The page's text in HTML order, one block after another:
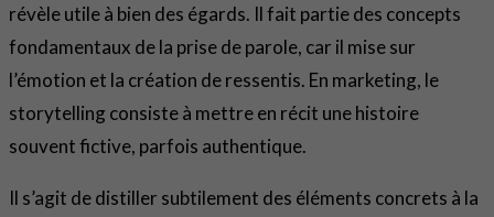
révèle utile à bien des égards. Il fait partie des concepts
fondamentaux de la prise de parole, car il mise sur
l’émotion et la création de ressentis. En marketing, le
storytelling consiste à mettre en récit une histoire
souvent fictive, parfois authentique.
Il s’agit de distiller subtilement des éléments concrets à la